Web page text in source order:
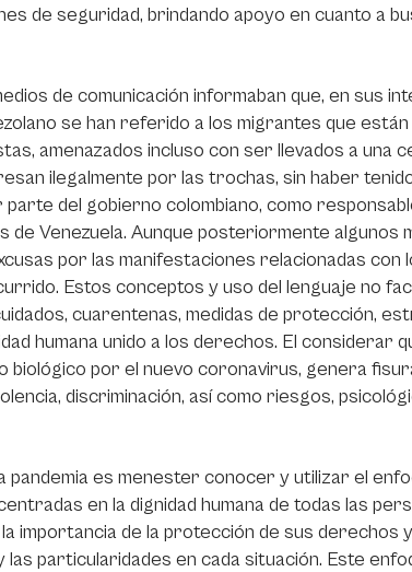
de seguridad, brindando apoyo en cuanto a
de comunicación informaban que, en sus
se han referido a los migrantes que
amenazados incluso con ser llevados a una
ilegalmente por las trochas, sin haber
del gobierno colombiano, como
de Venezuela. Aunque posteriormente algunos
por las manifestaciones relacionadas con
Estos conceptos y uso del lenguaje no
cuarentenas, medidas de protección,
humana unido a los derechos. El considerar
por el nuevo coronavirus, genera
discriminación, así como riesgos,
pandemia es menester conocer y utilizar el
en la dignidad humana de todas las
importancia de la protección de sus derechos
particularidades en cada situación. Este